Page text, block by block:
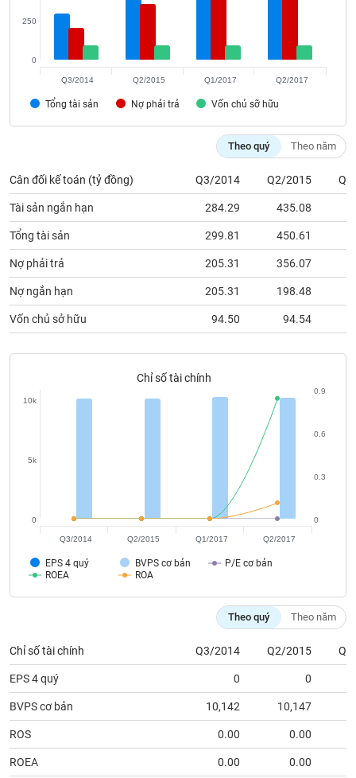
Tổng tài sản Nợ phải trả Vốn chủ sỡ hữu
0
250
Q3/2014 Q2/2015 Q1/2017 Q2/2017
Theo quý Theo năm
Cân đối kế toán (tỷ đồng) Q3/2014 Q2/2015
Tài sản ngắn hạn 284.29 435.08
Tổng tài sản 299.81 450.61
Nợ phải trả 205.31 356.07
Nợ ngắn hạn 205.31 198.48
Vốn chủ sở hữu 94.50 94.54
Chỉ số tài chính
EPS 4 quý BVPS cơ bản
P/E cơ bản
ROEA
ROA
0
5k
10k
0
0.3
0.6
0.9
Q3/2014 Q2/2015 Q1/2017 Q2/2017
Theo quý Theo năm
Chỉ số tài chính Q3/2014 Q2/2015
EPS 4 quý 0 0
BVPS cơ bản 10,142 10,147
ROS 0.00 0.00
ROEA 0.00 0.00
(-)
Cổ phiếu Chỉ số Chứng chỉ quỹ Chứng
đạo
Người liên quan Cổ đông lớn
tức
(-)
Bài
viết
của
tác
giả
(-)
phân
Dịch
tạo
tài
chính